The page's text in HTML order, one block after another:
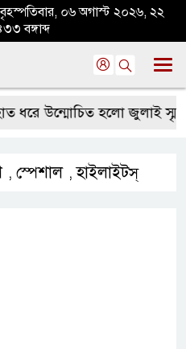
০৬ অগাস্ট ২০২৬, ২২
বঙ্গাব্দ
উন্মোচিত হলো জুলাই স্মৃতি
, স্পেশাল ,হাইলাইটস্